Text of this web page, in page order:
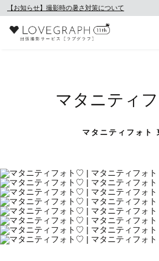
【お知らせ】撮影時の暑さ対策について
マタニティ
マタニティフォト